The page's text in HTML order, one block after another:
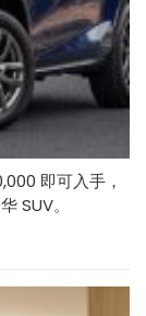
即可入手，
SUV。